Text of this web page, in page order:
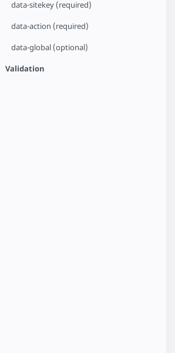
data-sitekey (required)
data-action (required)
data-global (optional)
Validation